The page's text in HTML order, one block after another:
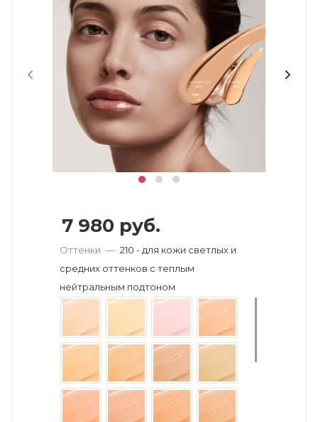
7 980 руб.
Оттенки — 210 - для кожи светлых и
средних оттенков с теплым
нейтральным подтоном